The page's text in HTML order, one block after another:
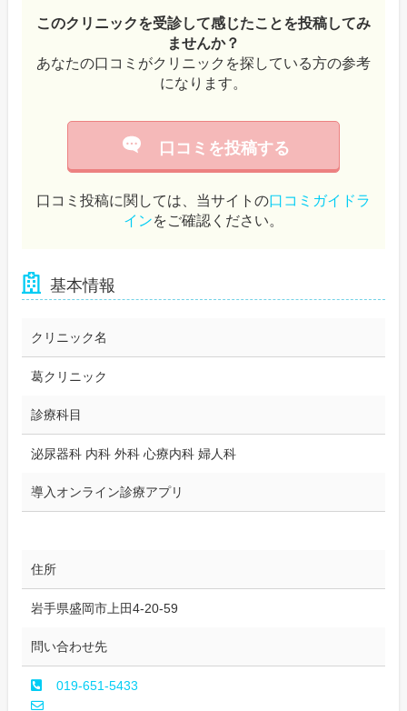
このクリニックを受診して感じたことを投稿してみ
ませんか？
あなたの口コミがクリニックを探している方の参考
になります。
口コミを投稿する
口コミ投稿に関しては、当サイトの口コミガイドラ
インをご確認ください。
基本情報
クリニック名
葛クリニック
診療科目
泌尿器科 内科 外科 心療内科 婦人科
導入オンライン診療アプリ
住所
岩手県盛岡市上田4-20-59
問い合わせ先
019-651-5433